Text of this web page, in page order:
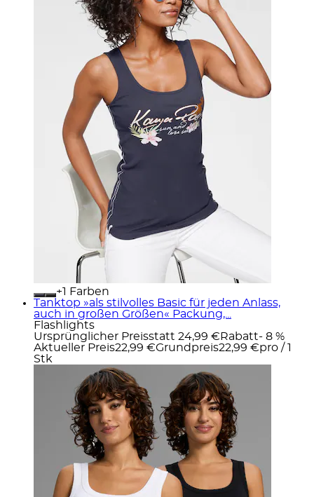
+
Farben
Tanktop »als stilvolles Basic für jeden Anlass,
auch in großen Größen« Packung,...
Flashlights
Ursprünglicher Preisstatt 24,99 € Rabatt- 8 %
Aktueller Preis22,99 €Grundpreis22,99 €pro / 1
Stk